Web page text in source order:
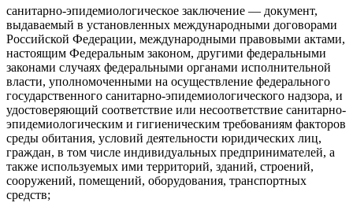
санитарно-эпидемиологическое заключение — документ,
выдаваемый в установленных международными договорами
Российской Федерации, международными правовыми актами,
настоящим Федеральным законом, другими федеральными
законами случаях федеральными органами исполнительной
власти, уполномоченными на осуществление федерального
государственного санитарно-эпидемиологического надзора, и
удостоверяющий соответствие или несоответствие санитарно-
эпидемиологическим и гигиеническим требованиям факторов
среды обитания, условий деятельности юридических лиц,
граждан, в том числе индивидуальных предпринимателей, а
также используемых ими территорий, зданий, строений,
сооружений, помещений, оборудования, транспортных
средств;